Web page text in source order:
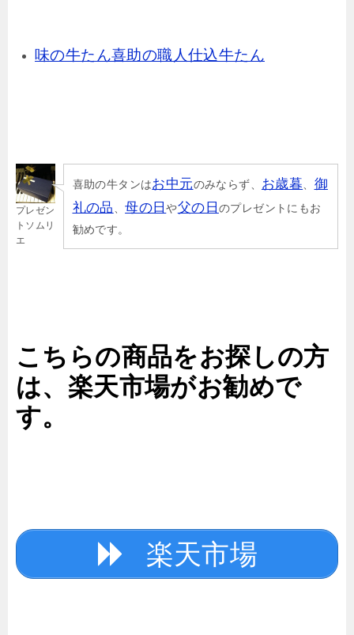
味の牛たん喜助の職人仕込牛たん
プレゼン
トソムリ
エ
喜助の牛タンはお中元のみならず、 お歳暮、 御
礼の品、母の日や父の日 のプレゼントにもお
勧めです。
こちらの商品をお探しの方
は、楽天市場がお勧めで
す。
楽天市場